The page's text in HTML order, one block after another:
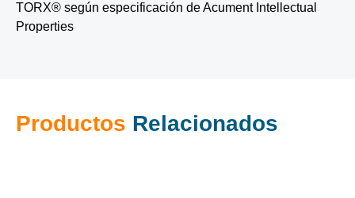
TORX® según especificación de Acument Intellectual
Properties
Productos Relacionados